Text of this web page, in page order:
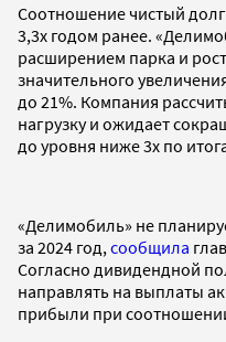
Соотношение чистый
3,3х годом ранее.
расширением парка и
значительного
до 21%. Компания
нагрузку и ожидает
до уровня ниже 3х по
«Делимобиль» не
за 2024 год, сообщила
Согласно дивидендной
направлять на выплаты
прибыли при